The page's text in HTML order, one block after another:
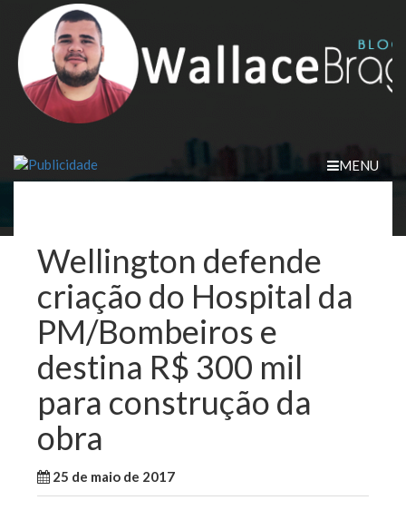
content
MENU
Wellington defende
criação do Hospital da
PM/Bombeiros e
destina R$ 300 mil
para construção da
obra
25 de maio de 2017